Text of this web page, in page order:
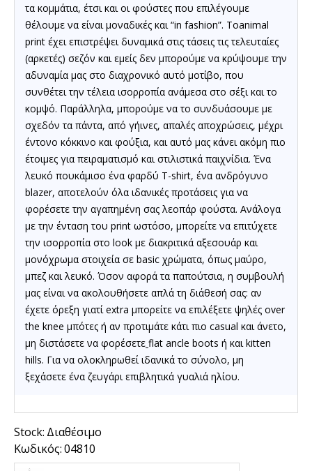
τα κομμάτια, έτσι και οι φούστες που επιλέγουμε
θέλουμε να είναι μοναδικές και “in fashion”. Τοanimal
print έχει επιστρέψει δυναμικά στις τάσεις τις τελευταίες
(αρκετές) σεζόν και εμείς δεν μπορούμε να κρύψουμε την
αδυναμία μας στο διαχρονικό αυτό μοτίβο, που
συνθέτει την τέλεια ισορροπία ανάμεσα στο σέξι και το
κομψό. Παράλληλα, μπορούμε να το συνδυάσουμε με
σχεδόν τα πάντα, από γήινες, απαλές αποχρώσεις, μέχρι
έντονο κόκκινο και φούξια, και αυτό μας κάνει ακόμη πιο
έτοιμες για πειραματισμό και στιλιστικά παιχνίδια. Ένα
λευκό πουκάμισο ένα φαρδύ T-shirt, ένα ανδρόγυνο
blazer, αποτελούν όλα ιδανικές προτάσεις για να
φορέσετε την αγαπημένη σας λεοπάρ φούστα. Ανάλογα
με την ένταση του print ωστόσο, μπορείτε να επιτύχετε
την ισορροπία στο look με διακριτικά αξεσουάρ και
μονόχρωμα στοιχεία σε basic χρώματα, όπως μαύρο,
μπεζ και λευκό. Όσον αφορά τα παπούτσια, η συμβουλή
μας είναι να ακολουθήσετε απλά τη διάθεσή σας: αν
έχετε όρεξη γιατί extra μπορείτε να επιλέξετε ψηλές over
the knee μπότες ή αν προτιμάτε κάτι πιο casual και άνετο,
μη διστάσετε να φορέσετε flat ancle boots ή και kitten
hills. Για να ολοκληρωθεί ιδανικά το σύνολο, μη
ξεχάσετε ένα ζευγάρι επιβλητικά γυαλιά ηλίου.
Stock: Διαθέσιμο
Κωδικός:04810